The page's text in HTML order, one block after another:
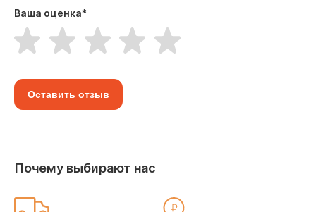
Ваша оценка*
Оставить отзыв
Почему выбирают нас